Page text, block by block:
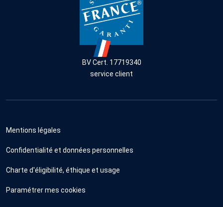
BV Cert. 17719340
service client
Mentions légales
Confidentialité et données personnelles
Charte d'éligibilité, éthique et usage
Paramétrer mes cookies